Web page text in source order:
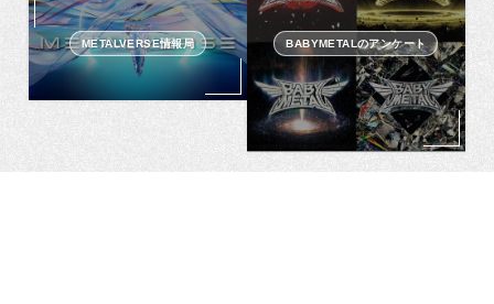
METALVERSE情報局 BABYMETALのアンケート